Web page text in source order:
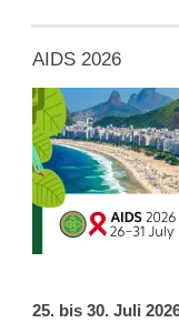
AIDS 2026
25. bis 30. Juli